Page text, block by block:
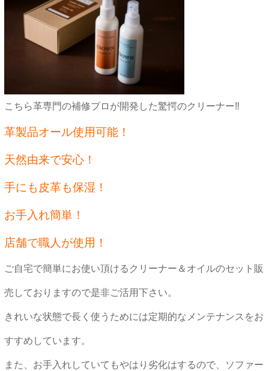
こちら革専門の補修プロが開発した驚愕のクリーナー‼
革製品オール使用可能！
天然由来で安心！
手にも皮革も保湿！
お手入れ簡単！
店舗で職人が使用！
ご自宅で簡単にお使い頂けるクリーナー＆オイルのセット販
売しておりますので是非ご活用下さい。
きれいな状態で長く使うためには定期的なメンテナンスをお
すすめしています。
また、お手入れしていてもやはり劣化はするので、ソファー